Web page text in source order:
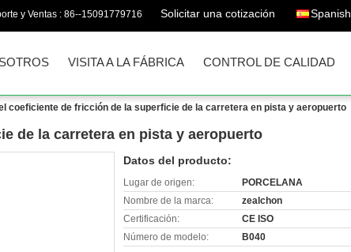
y Ventas : 86--15091779716 Solicitar una cotización Spanish
VISITA A LA FÁBRICA CONTROL DE CALIDAD
coeficiente de fricción de la superficie de la carretera en pista y aeropuerto
de la carretera en pista y aeropuerto
Datos del producto:
Lugar de origen:
PORCELANA
Nombre de la marca:
zealchon
Certificación:
CE ISO
Número de modelo:
B040